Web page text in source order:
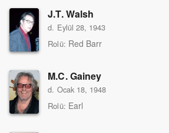
J.T. Walsh
d. Eylül 28, 1943
Rolü: Red Barr
M.C. Gainey
d. Ocak 18, 1948
Rolü: Earl